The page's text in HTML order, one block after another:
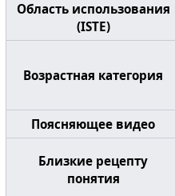
Область использования
(ISTE)
Возрастная категория
Поясняющее видео
Близкие рецепту
понятия